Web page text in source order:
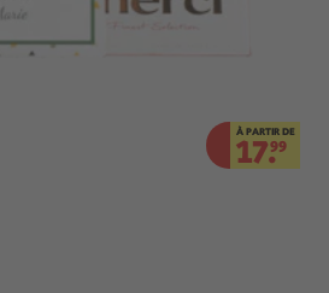
À PARTIR DE
17.99